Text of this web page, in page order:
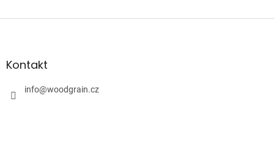
Z
aKontakt
info@woodgrain.cz